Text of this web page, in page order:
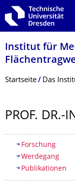
Zur Hauptnavigation
Zur Suche springen
Zum Inhalt springen
Institut für
Breadcrumb-Menü
Startseite Das
PROF. DR.-
Forschung
Werdegang
Publikationen